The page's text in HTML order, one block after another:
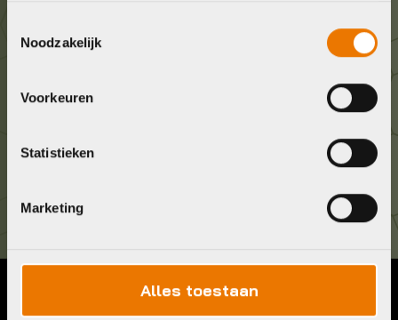
Noodzakelijk
Voorkeuren
Statistieken
Marketing
Alles toestaan
036 5304422
Kom langs!
Contact